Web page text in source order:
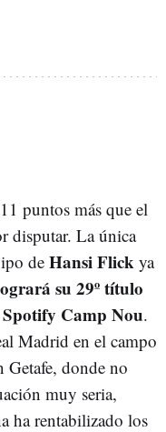
puntos más que el
disputar. La única
de Hansi Flick ya
su 29º título
Spotify Camp Nou.
Madrid en el campo
donde no
muy seria,
ha rentabilizado los